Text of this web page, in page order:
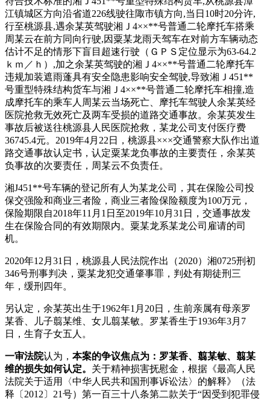
江镇城区方向沿省道226线驶往陬市镇方向,当日 10时20分许,
行至桃源县,遇余某英驾驶湘Ｊ 4××**号普通二轮摩托车搭乘
周某云在前方同向行驶,因粟某龙雨天驾车在对前方车辆动态
估计不足的情形下盲目超速行驶（ＧＰＳ定位显示为63-64.2
ｋｍ／ｈ） ,加之余某英驾驶的湘Ｊ 4××**号普通二轮摩托车
违规加装遮雨蓬具有安全隐患影响安全驾驶,导致湘Ｊ 451**
号重型特殊结构货车与湘Ｊ 4××**号普通二轮摩托车相撞,造
成摩托车的乘车人周某云当场死亡、摩托车驾驶人余某英经
医院抢救无效死亡及两车受损的道路交通事故。余某英发生
事故后被送往桃源县人民医院抢救，某龙公司支付医疗费
36745.4元。 2019年4月 22 日，桃源县×××交通警察大队作出道
路交通事故认定书，认定粟某龙负事故的主要责任，余某英
负事故的次要责任，周某云不负责任。
湘J451**号车辆的登记所有人为某龙公司，其在保险公司投
保交强险和商业三者险，商业三者险保险额度为100万元，
保险期限自2018年11 月 1 日至2019年10月 31 日，交通事故发
生在保险合同的有效期限内。粟某龙系某龙公司雇请的司
机。
2020年12 月 31 日，桃源县人民法院作出（2020）湘0725刑初
346号刑事判决，粟某龙犯交通肇事罪，判处有期徒刑三
年，缓刑四年。
另认定，余某英出生于1962年1 月 20日，生前亲属有母亲罗
某香、儿子翦某维、女儿翦某敏。罗某香生于1936年3月 7
日，生育子女五人。
一审法院认为， 本案的争议焦点为：罗某香、翦某敏、翦某
维的损失如何认定。 关于精神损害抚慰金，根据《最高人民
法院关于适用〈中华人民共和国刑事诉讼法〉的解释》（法
释〔 2012 〕 21号）第一百三十八条第二款关于“因受到犯罪侵